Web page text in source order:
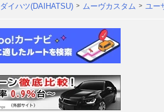
ダイハツ(DAIHATSU) ムーヴカスタム ユー